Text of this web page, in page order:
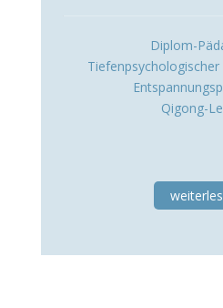
Diplom-
Qigong-